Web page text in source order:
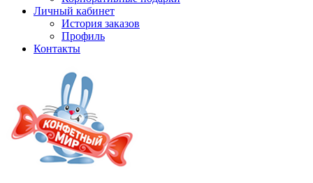
Личный кабинет
История заказов
Профиль
Контакты